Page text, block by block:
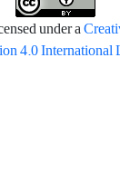
under a
4.0 International